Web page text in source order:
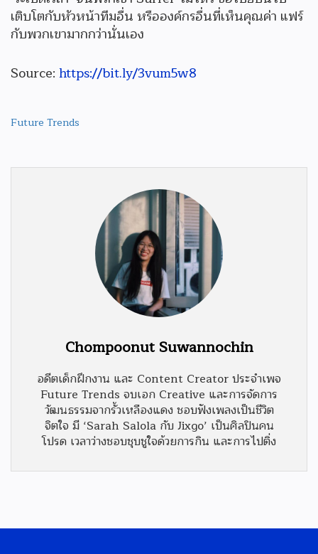
เติบโตกับหัวหน้าทีมอื่น หรือองค์กรอื่นที่เห็นคุณค่า แฟร์
กับพวกเขามากกว่านั่นเอง
Source: https://bit.ly/3vum5w8
Future Trends
Chompoonut Suwannochin
อดีตเด็กฝึกงาน และ Content Creator ประจำเพจ
Future Trends จบเอก Creative และการจัดการ
วัฒนธรรมจากรั้วเหลืองแดง ชอบฟังเพลงเป็นชีวิต
จิตใจ มี ‘Sarah Salola กับ Jixgo’ เป็นศิลปินคน
โปรด เวลาว่างชอบชุบชูใจด้วยการกิน และการไปติ่ง